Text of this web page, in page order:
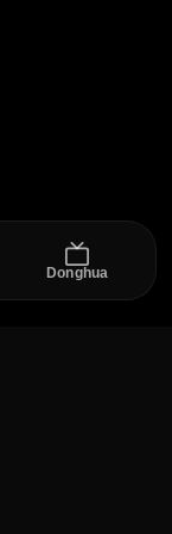
Donghua